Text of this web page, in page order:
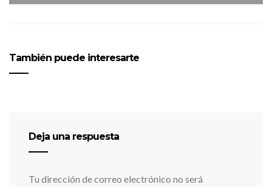
También puede interesarte
Deja una respuesta
Tu dirección de correo electrónico no será